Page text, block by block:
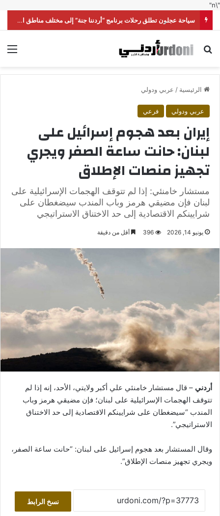
"\n"
سياحة عجلون تطلق رحلات برنامج “أردننا جنة” إلى مختلف مناطق المملكة
بحث عن
الرئيسية / عربي ودولي
عربي ودولي فرعي
إيران بعد هجوم إسرائيل على
لبنان: حانت ساعة الصفر ويجري
تجهيز منصات الإطلاق
مستشار خامنئي: إذا لم تتوقف الهجمات الإسرائيلية على
لبنان فإن مضيقي هرمز وباب المندب سيضغطان على
شرايينكم الاقتصادية إلى حد الاختناق الاستراتيجي
يونيو 14, 2026 396 أقل من دقيقة
أردني – قال مستشار خامنئي علي أكبر ولايتي، الأحد، إنه إذا لم
تتوقف الهجمات الإسرائيلية على لبنان؛ فإن مضيقي هرمز وباب
المندب “سيضغطان على شرايينكم الاقتصادية إلى حد الاختناق
الاستراتيجي”.
وقال المستشار بعد هجوم إسرائيل على لبنان: “حانت ساعة الصفر،
ويجري تجهيز منصات الإطلاق”.
نسخ الرابط